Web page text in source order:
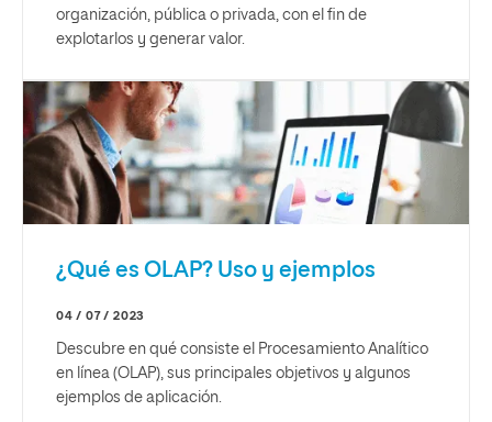
organización, pública o privada, con el fin de
explotarlos y generar valor.
¿Qué es OLAP? Uso y ejemplos
04 / 07 / 2023
Descubre en qué consiste el Procesamiento Analítico
en línea (OLAP), sus principales objetivos y algunos
ejemplos de aplicación.